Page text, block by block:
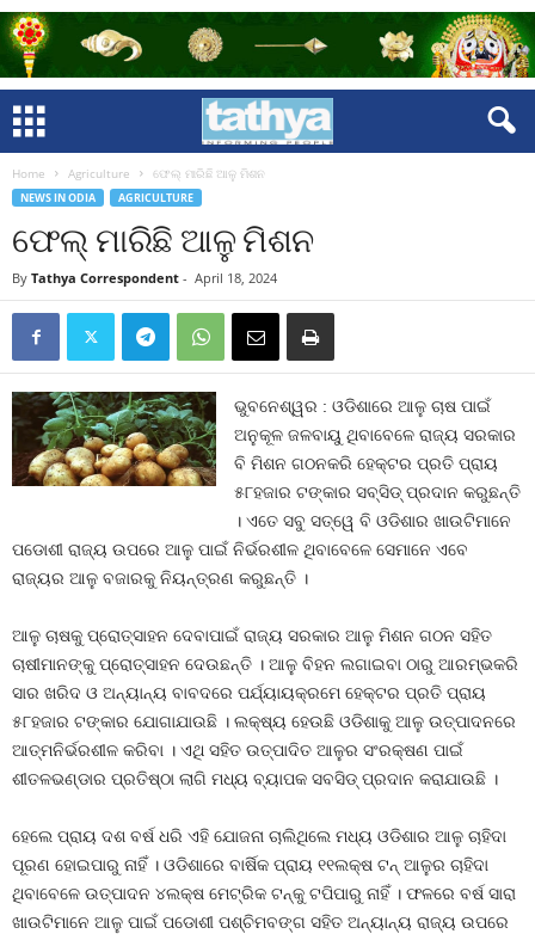
Home Agriculture ଫେଲ୍‍ ମାରିଛି ଆଳୁ ମିଶନ
NEWS IN ODIA AGRICULTURE
ଫେଲ୍‍ ମାରିଛି ଆଳୁ ମିଶନ
By Tathya Correspondent - April 18, 2024
ଭୁବନେଶ୍ୱର : ଓଡିଶାରେ ଆଳୁ ଚାଷ ପାଇଁ
ଅନୁକୂଳ ଜଳବାୟୁ ଥିବାବେଳେ ରାଜ୍ୟ ସରକାର
ବି ମିଶନ ଗଠନକରି ହେକ୍ଟର ପ୍ରତି ପ୍ରାୟ
୫୮ହଜାର ଟଙ୍କାର ସବ୍‍ସିଡ୍‍ ପ୍ରଦାନ କରୁଛନ୍ତି
। ଏତେ ସବୁ ସତ୍ୱେ ବି ଓଡିଶାର ଖାଉଟିମାନେ
ପଡୋଶୀ ରାଜ୍ୟ ଉପରେ ଆଳୁ ପାଇଁ ନିର୍ଭରଶୀଳ ଥିବାବେଳେ ସେମାନେ ଏବେ
ରାଜ୍ୟର ଆଳୁ ବଜାରକୁ ନିୟନ୍ତ୍ରଣ କରୁଛନ୍ତି ।
ଆଳୁ ଚାଷକୁ ପ୍ରୋତ୍ସାହନ ଦେବାପାଇଁ ରାଜ୍ୟ ସରକାର ଆଳୁ ମିଶନ ଗଠନ ସହିତ
ଚାଷୀମାନଙ୍କୁ ପ୍ରୋତ୍ସାହନ ଦେଉଛନ୍ତି । ଆଳୁ ବିହନ ଲଗାଇବା ଠାରୁ ଆରମ୍ଭକରି
ସାର ଖରିଦ ଓ ଅନ୍ୟାନ୍ୟ ବାବଦରେ ପର୍ଯ୍ୟାୟକ୍ରମେ ହେକ୍ଟର ପ୍ରତି ପ୍ରାୟ
୫୮ହଜାର ଟଙ୍କାର ଯୋଗାଯାଉଛି । ଲକ୍ଷ୍ୟ ହେଉଛି ଓଡିଶାକୁ ଆଳୁ ଉତ୍ପାଦନରେ
ଆତ୍ମନିର୍ଭରଶୀଳ କରିବା । ଏଥି ସହିତ ଉତ୍ପାଦିତ ଆଳୁର ସଂରକ୍ଷଣ ପାଇଁ
ଶୀତଳଭଣ୍ଡାର ପ୍ରତିଷ୍ଠା ଲାଗି ମଧ୍ୟ ବ୍ୟାପକ ସବସିଡ୍‍ ପ୍ରଦାନ କରାଯାଉଛି ।
ହେଲେ ପ୍ରାୟ ଦଶ ବର୍ଷ ଧରି ଏହି ଯୋଜନା ଚାଲିଥିଲେ ମଧ୍ୟ ଓଡିଶାର ଆଳୁ ଚାହିଦା
ପୂରଣ ହୋଇପାରୁ ନାହିଁ । ଓଡିଶାରେ ବାର୍ଷିକ ପ୍ରାୟ ୧୧ଲକ୍ଷ ଟନ୍‍ ଆଳୁର ଚାହିଦା
ଥିବାବେଳେ ଉତ୍ପାଦନ ୪ଲକ୍ଷ ମେଟ୍ରିକ ଟନ୍‍କୁ ଟପିପାରୁ ନାହିଁ । ଫଳରେ ବର୍ଷ ସାରା
ଖାଉଟିମାନେ ଆଳୁ ପାଇଁ ପଡୋଶୀ ପଶ୍ଚିମବଙ୍ଗ ସହିତ ଅନ୍ୟାନ୍ୟ ରାଜ୍ୟ ଉପରେ